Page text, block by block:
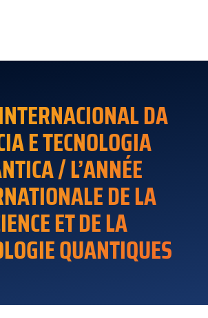
DA
E TECNOLOGIA
/ L’ANNÉE
DE LA
ET DE LA
QUANTIQUES